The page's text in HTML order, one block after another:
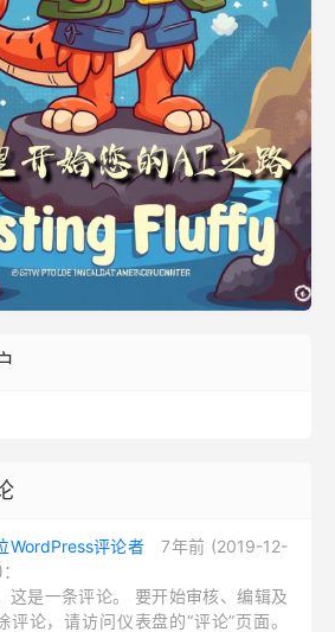
WordPress评论者
7年前 (2019-12-
这是一条评论。 要开始审核、编辑及
评论，请访问仪表盘的“评论”页面。